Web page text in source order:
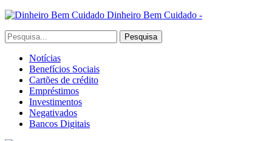
Dinheiro Bem Cuidado -
Notícias
Benefícios Sociais
Cartões de crédito
Empréstimos
Investimentos
Negativados
Bancos Digitais